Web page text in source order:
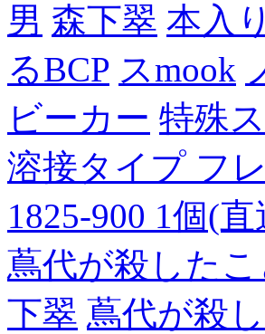
男 森下翠 本入
るBCP スmook
ビーカー 特殊
溶接タイプ フ
1825-900 1個(
蔦代が殺した
下翠 蔦代が殺